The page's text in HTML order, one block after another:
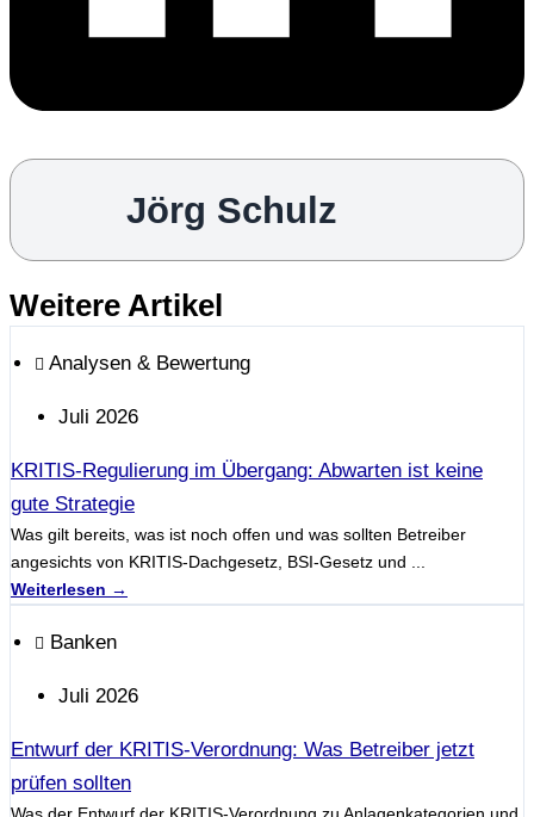
Jörg Schulz
Weitere Artikel
Analysen & Bewertung
Juli 2026
KRITIS-Regulierung im Übergang: Abwarten ist keine
gute Strategie
Was gilt bereits, was ist noch offen und was sollten Betreiber
angesichts von KRITIS-Dachgesetz, BSI-Gesetz und ...
Weiterlesen →
Banken
Juli 2026
Entwurf der KRITIS-Verordnung: Was Betreiber jetzt
prüfen sollten